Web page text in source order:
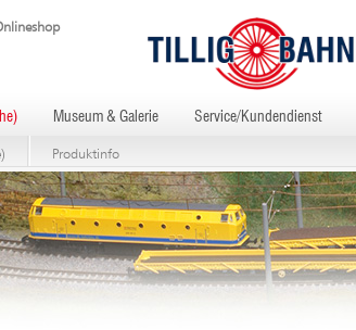
Museum & Galerie Service/Kundendienst
Produktinfo